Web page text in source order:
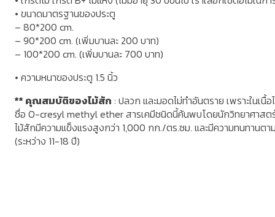
• ขนาดมาตรฐานของประตู
– 80*200 cm.
– 90*200 cm. (เพิ่มบานละ 200 บาท)
– 100*200 cm. (เพิ่มบานละ 700 บาท)
• ความหนาของประตู 1.5 นิ้ว
** คุณสมบัติของไม้สัก : ปลวก และมอดไม่ทำอันตราย เพราะในเ
ชื่อ O-cresyl methyl etherสารเคมีชนิดนี้ค้นพบโดยนักวิทยาศาสต
ไม้สักมีความแข็งแรงสูงกว่า 1,000 กก./ตร.ซม. และมีความทนทานต
(ระหว่าง 11-18 ปี)